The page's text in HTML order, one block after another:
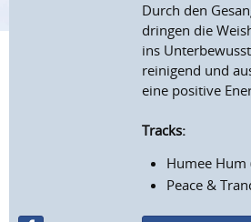
Durch den
dringen die
ins
reinigend und
eine positive
Tracks:
Humee Hum
Peace &